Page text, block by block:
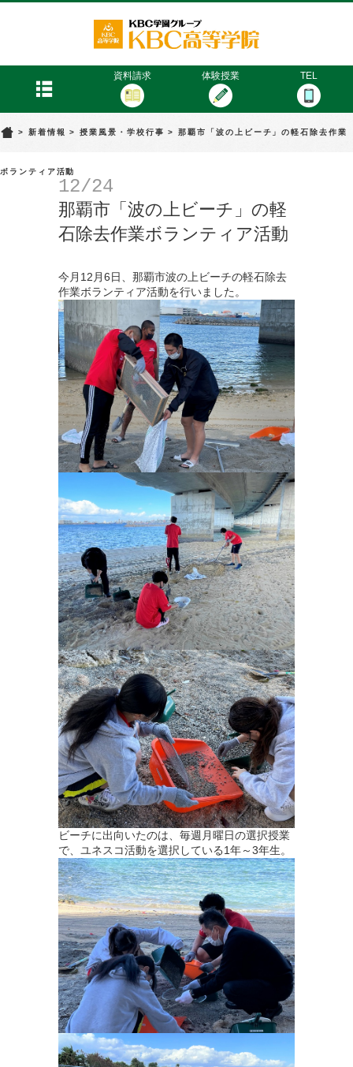
資料請求 体験授業 TEL
> 新着情報 >授業風景・学校行事 >那覇市「波の上ビーチ」の軽石除去作業
ボランティア活動
12/24
那覇市「波の上ビーチ」の軽
石除去作業ボランティア活動
今月12月6日、那覇市波の上ビーチの軽石除去
作業ボランティア活動を行いました。
ビーチに出向いたのは、毎週月曜日の選択授業
で、ユネスコ活動を選択している1年～3年生。